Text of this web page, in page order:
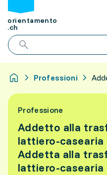
orientamento
.ch
Professioni
Professione
Addetto alla
lattiero-casearia
Addetta alla
lattiero-casearia